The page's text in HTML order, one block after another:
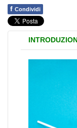
f Condividi